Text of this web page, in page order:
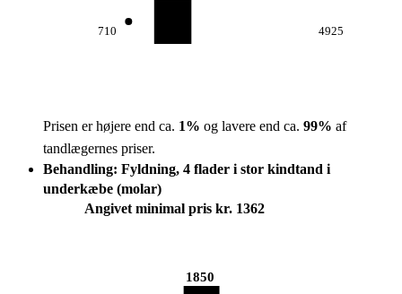
710 4925
Prisen er højere end ca. 1% og lavere end ca. 99% af
tandlægernes priser.
Behandling: Fyldning, 4 flader i stor kindtand i
underkæbe (molar)
Angivet minimal pris kr. 1362
1850